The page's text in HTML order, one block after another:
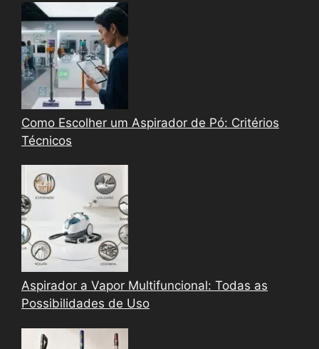
Como Escolher um Aspirador de Pó: Critérios
Técnicos
Aspirador a Vapor Multifuncional: Todas as
Possibilidades de Uso